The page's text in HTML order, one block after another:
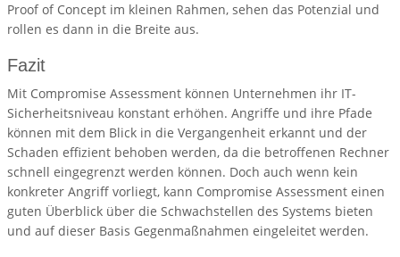
Proof of Concept im kleinen Rahmen, sehen das Potenzial und
rollen es dann in die Breite aus.
Fazit
Mit Compromise Assessment können Unternehmen ihr IT-
Sicherheitsniveau konstant erhöhen. Angriffe und ihre Pfade
können mit dem Blick in die Vergangenheit erkannt und der
Schaden effizient behoben werden, da die betroffenen Rechner
schnell eingegrenzt werden können. Doch auch wenn kein
konkreter Angriff vorliegt, kann Compromise Assessment einen
guten Überblick über die Schwachstellen des Systems bieten
und auf dieser Basis Gegenmaßnahmen eingeleitet werden.